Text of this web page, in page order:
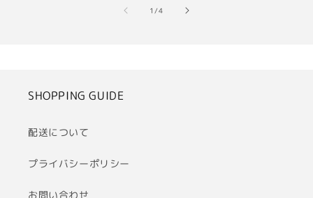
1 /の
4
SHOPPING GUIDE
配送について
プライバシーポリシー
お問い合わせ